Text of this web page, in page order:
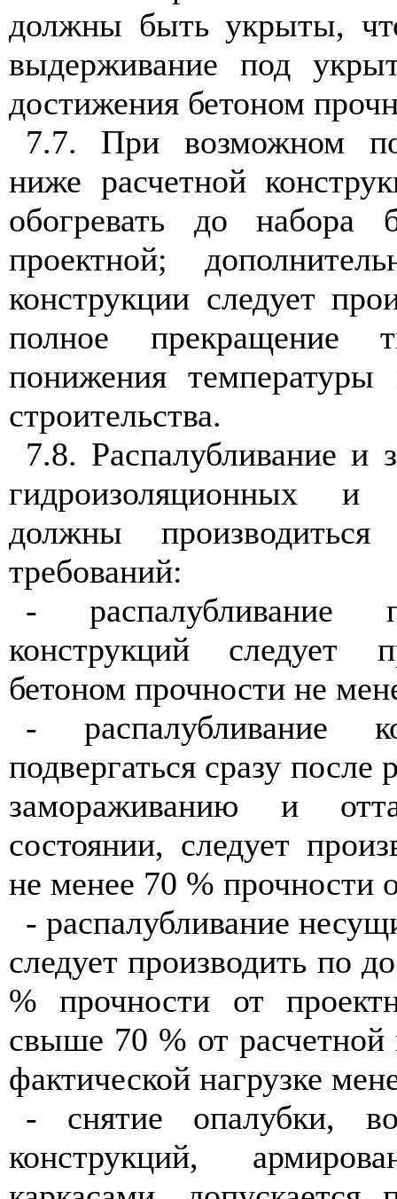
должны быть укрыты,
выдерживание под
достижения бетоном
7.7. При возможном
ниже расчетной
обогревать до
проектной;
конструкции следует
полное прекращение
понижения
строительства.
7.8. Распалубливание и
гидроизоляционных и
должны
требований:
- распалубливание
конструкций следует
бетоном прочности не
- распалубливание
подвергаться сразу
замораживанию и
состоянии, следует
не менее 70 % прочности
- распалубливание
следует производить по
% прочности от
свыше 70 % от
фактической нагрузке
- снятие опалубки,
конструкций,